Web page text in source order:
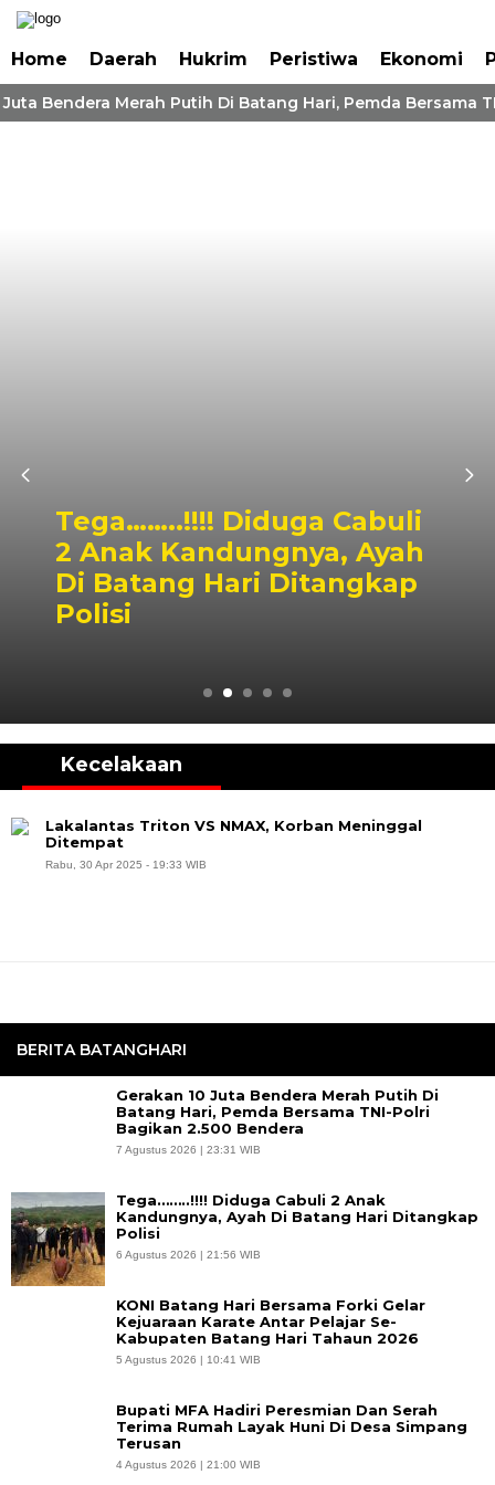
Home Daerah Hukrim Peristiwa Ekonomi
Bendera Merah Putih Di Batang Hari, Pemda Bersama
Tega……..!!!! Diduga Cabuli
2 Anak Kandungnya, Ayah
Di Batang Hari Ditangkap
Polisi
BERITA BATANGHARI
Gerakan 10 Juta Bendera Merah Putih Di
Batang Hari, Pemda Bersama TNI-Polri
Bagikan 2.500 Bendera
7 Agustus 2026 | 23:31 WIB
Tega……..!!!! Diduga Cabuli 2 Anak
Kandungnya, Ayah Di Batang Hari Ditangkap
Polisi
6 Agustus 2026 | 21:56 WIB
KONI Batang Hari Bersama Forki Gelar
Kejuaraan Karate Antar Pelajar Se-
Kabupaten Batang Hari Tahaun 2026
5 Agustus 2026 | 10:41 WIB
Bupati MFA Hadiri Peresmian Dan Serah
Terima Rumah Layak Huni Di Desa Simpang
Terusan
4 Agustus 2026 | 21:00 WIB
Kecelakaan
Lakalantas Triton VS NMAX, Korban Meninggal
Ditempat
Rabu, 30 Apr 2025 - 19:33 WIB